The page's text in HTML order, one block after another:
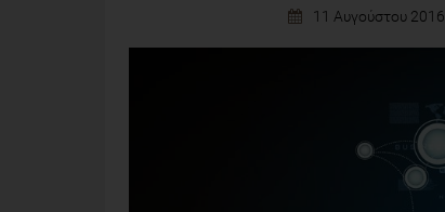
11 Αυγούστου 2016